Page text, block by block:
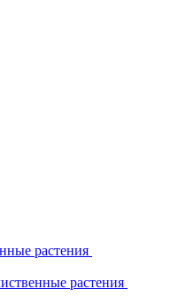
растения
растения